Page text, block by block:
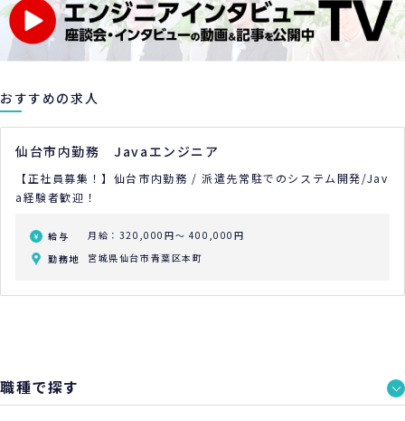
おすすめの求人
仙台市内勤務 Javaエンジニア
【正社員募集！】仙台市内勤務 / 派遣先常駐でのシステム開発/Jav
a経験者歓迎！
給与
月給：320,000円～ 400,000円
勤務地
宮城県仙台市青葉区本町
職種で探す